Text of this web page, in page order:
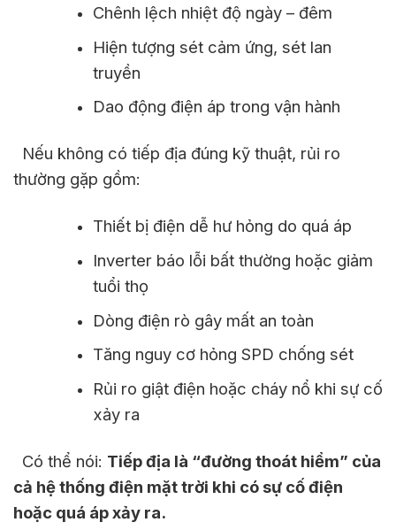
Chênh lệch nhiệt độ ngày – đêm
Hiện tượng sét cảm ứng, sét lan
truyền
Dao động điện áp trong vận hành
Nếu không có tiếp địa đúng kỹ thuật, rủi ro
thường gặp gồm:
Thiết bị điện dễ hư hỏng do quá áp
Inverter báo lỗi bất thường hoặc giảm
tuổi thọ
Dòng điện rò gây mất an toàn
Tăng nguy cơ hỏng SPD chống sét
Rủi ro giật điện hoặc cháy nổ khi sự cố
xảy ra
Có thể nói: Tiếp địa là “đường thoát hiểm” của
cả hệ thống điện mặt trời khi có sự cố điện
hoặc quá áp xảy ra.